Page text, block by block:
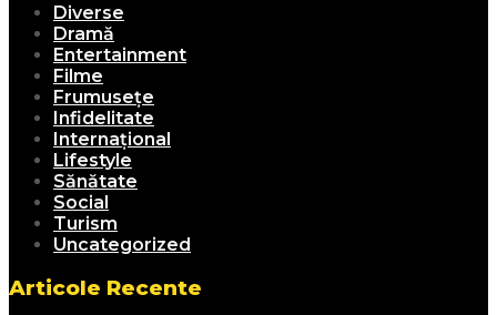
Diverse
Dramă
Entertainment
Filme
Frumusețe
Infidelitate
Internațional
Lifestyle
Sănătate
Social
Turism
Uncategorized
Articole Recente